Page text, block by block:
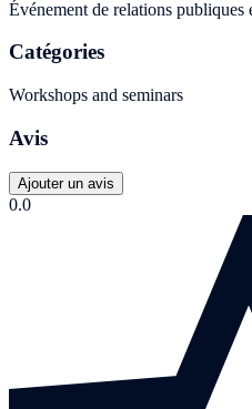
Événement de relations publiques
Catégories
Workshops and seminars
Avis
Ajouter un avis
0.0